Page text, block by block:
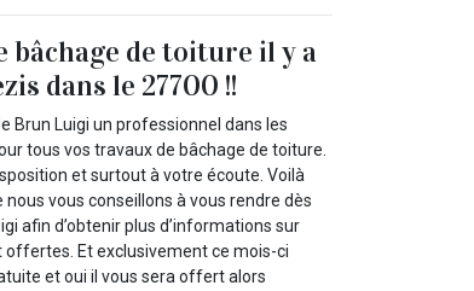
bâchage de toiture il y a
dans le 27700 !!
Brun Luigi un professionnel dans les
tous vos travaux de bâchage de toiture.
et surtout à votre écoute. Voilà
vous conseillons à vous rendre dès
afin d’obtenir plus d’informations sur
Et exclusivement ce mois-ci
et oui il vous sera offert alors